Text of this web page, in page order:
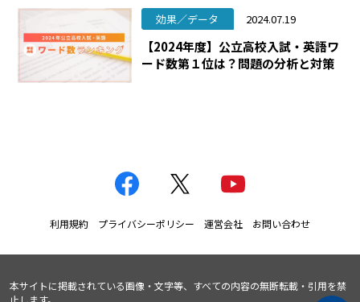
効果／データ 2024.07.19
【2024年度】公立高校入試・英語ワ
ード数第１位は？問題の分析と対策
利用規約 プライバシーポリシー 運営会社 お問い合わせ
本サイトに掲載されている画像・文字等、すべての内容の無断転載・引用を禁